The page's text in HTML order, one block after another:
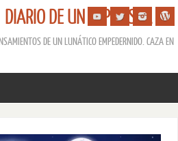
DE UN ESPERISTA
DE UN LUNÁTICO EMPEDERNIDO. CAZA EN